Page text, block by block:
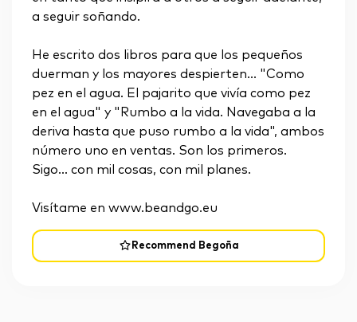
Recommend Begoña
a seguir soñando.
He escrito dos libros para que los pequeños
duerman y los mayores despierten... "Como
pez en el agua. El pajarito que vivía como pez
en el agua" y "Rumbo a la vida. Navegaba a la
deriva hasta que puso rumbo a la vida", ambos
número uno en ventas. Son los primeros.
Sigo... con mil cosas, con mil planes.
Visítame en www.beandgo.eu